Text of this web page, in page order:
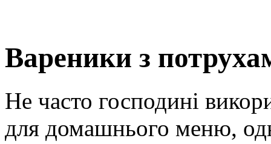
Вареники з
Не часто господині
для домашнього меню,